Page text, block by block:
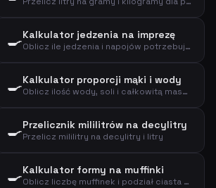
🍳Kalkulator jedzenia na imprezę
Oblicz ile jedzenia i napojów potrzebujesz na przyjęcie, kolację lub lunch
🍳Kalkulator proporcji mąki i wody
Oblicz ilość wody, soli i całkowitą masę ciasta na podstawie mąki i hydratacji
🍳Przelicznik mililitrów na decylitry
Przelicz mililitry na decylitry i litry
🍳Kalkulator formy na muffinki
Oblicz liczbę muffinek i podział ciasta na podstawie wagi ciasta i rozmiaru